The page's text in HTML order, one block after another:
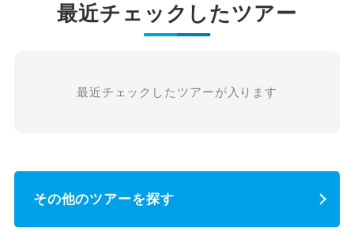
最近チェックしたツアー
最近チェックしたツアーが入ります
その他のツアーを探す